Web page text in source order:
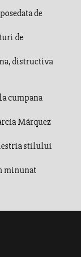
de
de
distructiva
cumpana
Márquez
stilului
minunat